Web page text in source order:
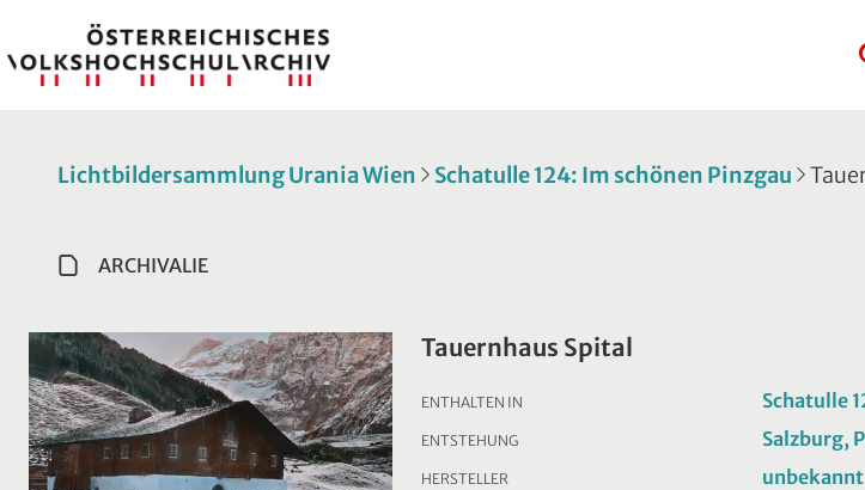
Lichtbildersammlung Urania Wien Schatulle 124: Im schönen Pinzgau
ARCHIVALIE
Tauernhaus Spital
ENTHALTEN IN Schatulle
ENTSTEHUNG Salzburg,
HERSTELLER unbekannt